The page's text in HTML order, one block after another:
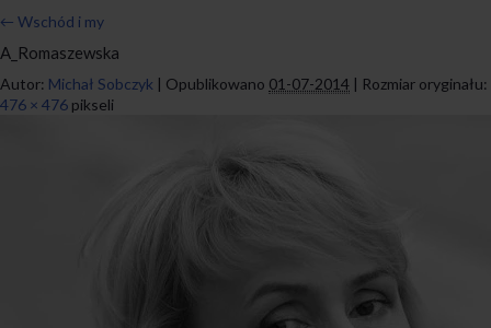
← Wschód i my
A_Romaszewska
Autor: Michał Sobczyk | Opublikowano 01-07-2014 | Rozmiar oryginału:
476 × 476 pikseli